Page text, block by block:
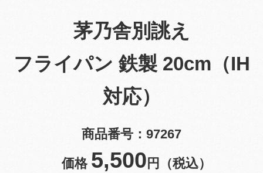
茅乃舎別誂え
フライパン 鉄製 20cm（IH
対応）
商品番号：97267
価格 5,500 円（税込）